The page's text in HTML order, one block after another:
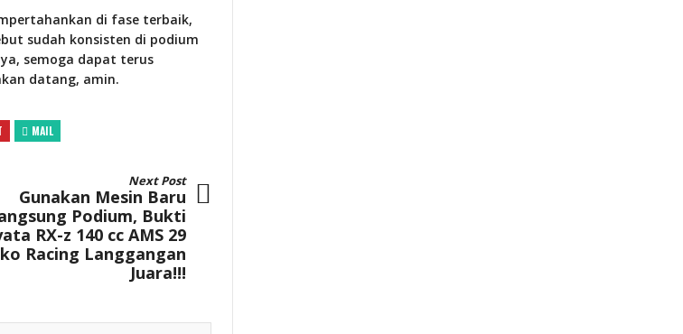
di fase terbaik,
sudah konsisten di podium
semoga dapat terus
datang, amin.
MAIL
Next Post
Gunakan Mesin Baru
Podium, Bukti
RX-z 140 cc AMS 29
Racing Langgangan
Juara!!!